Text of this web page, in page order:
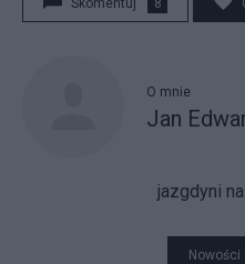
O mnie
Jan
jazgdyni
Nowości